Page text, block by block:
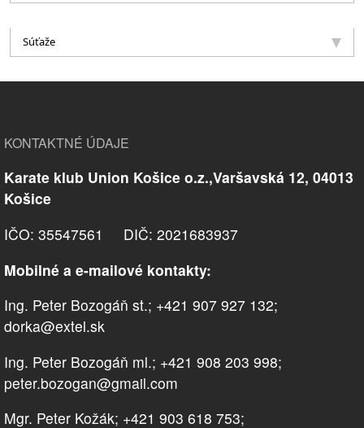
Súťaže
KONTAKTNÉ ÚDAJE
Karate klub Union Košice o.z.,Varšavská 12, 04013
Košice
IČO: 35547561 DIČ: 2021683937
Mobilné a e-mailové kontakty:
Ing. Peter Bozogáň st.; +421 907 927 132;
dorka@extel.sk
Ing. Peter Bozogáň ml.; +421 908 203 998;
peter.bozogan@gmail.com
Mgr. Peter Kožák; +421 903 618 753;